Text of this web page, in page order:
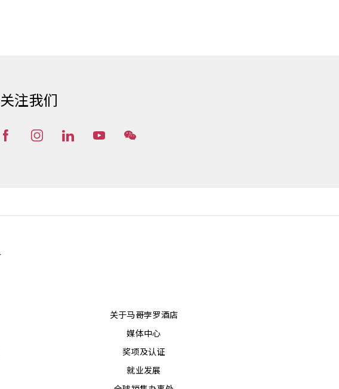
关注我们
关于马哥孛罗酒店
媒体中心
奖项及认证
就业发展